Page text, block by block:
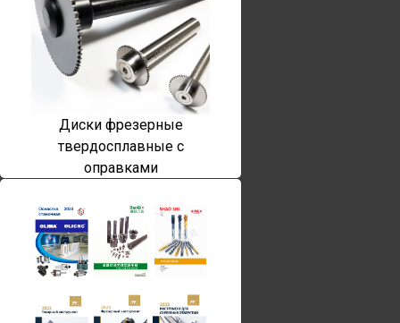
Диски фрезерные
твердосплавные с
оправками